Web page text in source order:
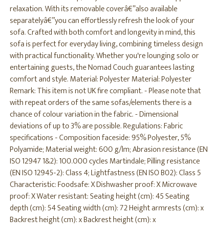
relaxation. With its removable coverâ€”also available
separatelyâ€”you can effortlessly refresh the look of your
sofa. Crafted with both comfort and longevity in mind, this
sofa is perfect for everyday living, combining timeless design
with practical functionality. Whether you're lounging solo or
entertaining guests, the Nomad Couch guarantees lasting
comfort and style. Material: Polyester Material: Polyester
Remark: This item is not UK fire compliant. - Please note that
with repeat orders of the same sofas/elements there is a
chance of colour variation in the fabric. - Dimensional
deviations of up to 3% are possible. Regulations: Fabric
specifications - Composition faceside: 95% Polyester, 5%
Polyamide; Material weight: 600 g/lm; Abrasion resistance (EN
ISO 12947 1&2): 100.000 cycles Martindale; Pilling resistance
(EN ISO 12945-2): Class 4; Lightfastness (EN ISO B02): Class 5
Characteristic: Foodsafe: X Dishwasher proof: X Microwave
proof: X Water resistant: Seating height (cm): 45 Seating
depth (cm): 54 Seating width (cm): 72 Height armrests (cm): x
Backrest height (cm): x Backrest height (cm): x